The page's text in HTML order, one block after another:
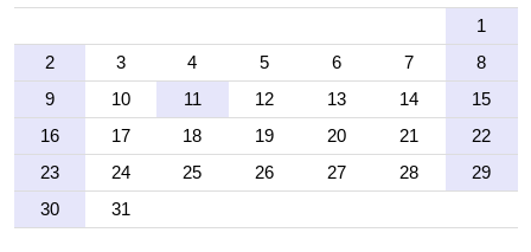
1
2
3 4 5 6 7
8
9
10 11 12 13 14
15
16
17 18 19 20 21
22
23
24 25 26 27 28
29
30
31